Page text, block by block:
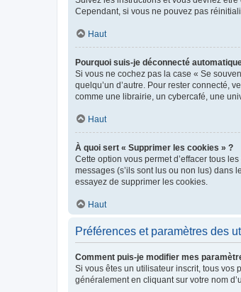
Cependant, si vous ne pouvez pas
Haut
Pourquoi suis-je déconnecté
Si vous ne cochez pas la case « Se
quelqu’un d’autre. Pour rester connecté,
comme une librairie, un cybercafé, une
Haut
À quoi sert « Supprimer les cookies » ?
Cette option vous permet d’effacer tous
messages (s’ils sont lus ou non lus) dans
essayez de supprimer les cookies.
Haut
Préférences et paramètres des
Comment puis-je modifier mes
Si vous êtes un utilisateur inscrit, tous vos
généralement en cliquant sur votre nom